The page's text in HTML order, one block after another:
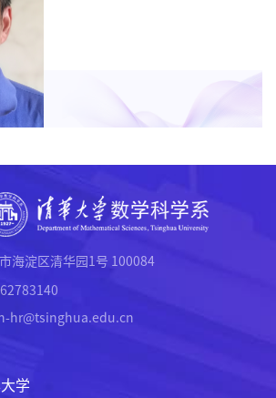
海淀区清华园1号 100084
hr@tsinghua.edu.cn
学